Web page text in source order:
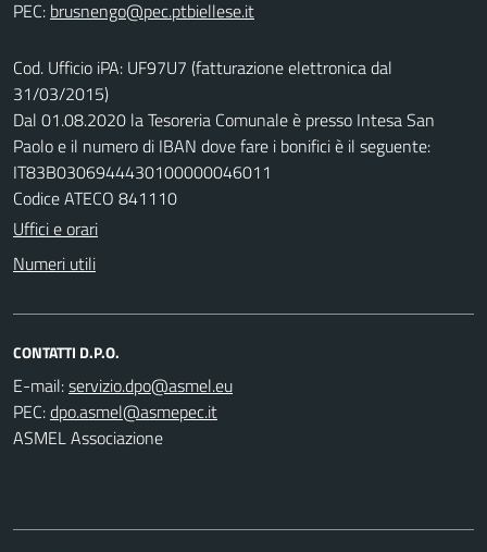
PEC:
Cod. Ufficio iPA: UF97U7 (fatturazione elettronica dal
31/03/2015)
Dal 01.08.2020 la Tesoreria Comunale è presso Intesa San
Paolo e il numero di IBAN dove fare i bonifici è il seguente:
IT83B0306944430100000046011
Codice ATECO 841110
Uffici e orari
Numeri utili
CONTATTI D.P.O.
E-mail:
PEC:
ASMEL Associazione